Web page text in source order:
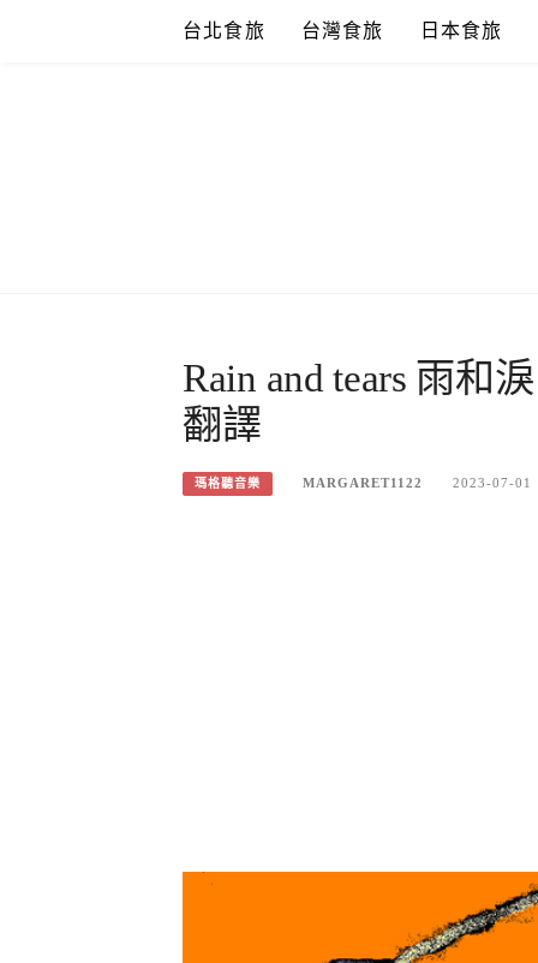
台北食旅 台灣食旅 日本食旅
Rain and tears 雨和
翻譯
瑪格聽音樂 MARGARET1122 2023-07-01